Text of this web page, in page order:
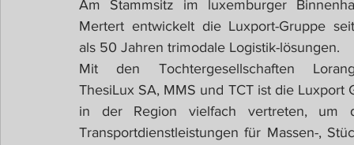
Am Stammsitz im luxemburger
Mertert entwickelt die Luxport-Gruppe
als 50 Jahren trimodale Logistik-lösungen.
Mit den Tochtergesellschaften
ThesiLux SA, MMS und TCT ist die Luxport
in der Region vielfach vertreten, um
Transportdienstleistungen für Massen-,